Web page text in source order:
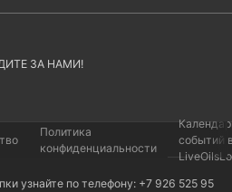
ЗА НАМИ!
Политика
конфиденциальности
событий
узнайте по телефону: +7 926 525 95